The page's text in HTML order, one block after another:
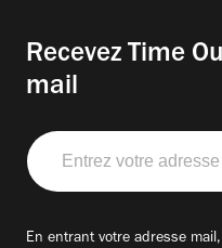
Recevez Time
mail
Entrez
votre
adresse
En entrant votre adresse